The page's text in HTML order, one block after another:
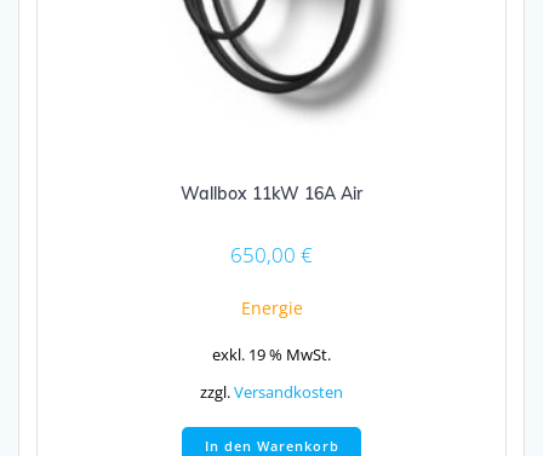
Wallbox 11kW 16A Air
650,00 €
Energie
exkl. 19 % MwSt.
zzgl.Versandkosten
In den Warenkorb